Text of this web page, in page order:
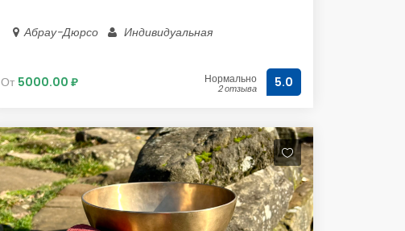
Абрау-Дюрсо Индивидуальная
От 5000.00 ₽ Нормально
2 отзыва 5.0